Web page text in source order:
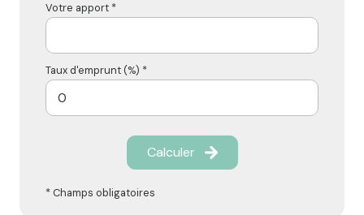
Votre apport *
Taux d'emprunt (%) *
Calculer
* Champs obligatoires